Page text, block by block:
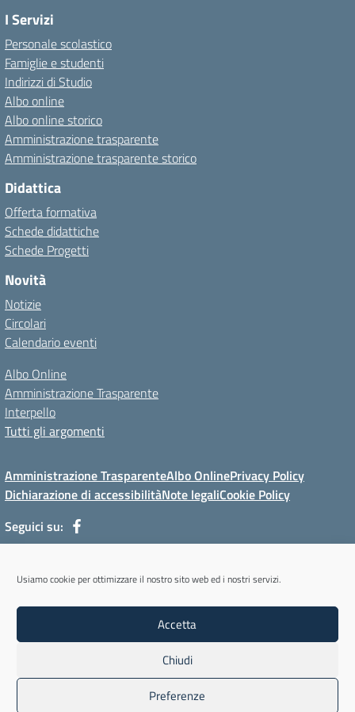
Usiamo cookie per ottimizzare il nostro sito web ed i nostri servizi.
Accetta
Chiudi
Preferenze
I Servizi
Personale scolastico
Famiglie e studenti
Indirizzi di Studio
Albo online
Albo online storico
Amministrazione trasparente
Amministrazione trasparente storico
Didattica
Offerta formativa
Schede didattiche
Schede Progetti
Novità
Notizie
Circolari
Calendario eventi
Albo Online
Amministrazione Trasparente
Interpello
Tutti gli argomenti
Amministrazione TrasparenteAlbo OnlinePrivacy Policy
Dichiarazione di accessibilitàNote legaliCookie Policy
Seguici su:
Via Mur di Cadola, 12 - 32100 Belluno (BL) - Tel 0437/31143 - Mail:
Codice meccanografico: BLMM08400L - Codice iPA: cpiabl - C.F.
93051950256 - Codice univoco fatturazione elettronica (CUF): UFYKU0